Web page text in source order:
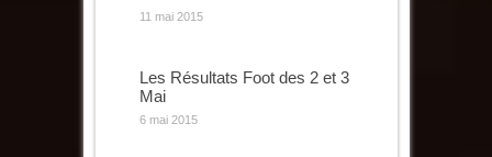
11 mai 2015
Les Résultats Foot des 2 et 3
Mai
6 mai 2015